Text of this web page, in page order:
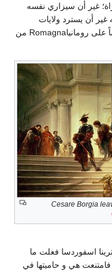
غير أن سيزاري نفسه
غير أن يسترد ولايات
الكنيسة للكنيسة، وأنه يقنع بأن يكون حاكماً على رومانياRomagna من
Cesare Borgia
اسفوردسا فعلت ما
هي و حاميتها في